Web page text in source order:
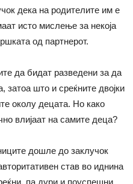
дека на родителите им е
исто мислење за некоја
од партнерот.
да бидат разведени за да
затоа што и среќните двојки
околу децата. Но како
влијаат на самите деца?
дошле до заклучок
став во иднина
па дури и поуспешни